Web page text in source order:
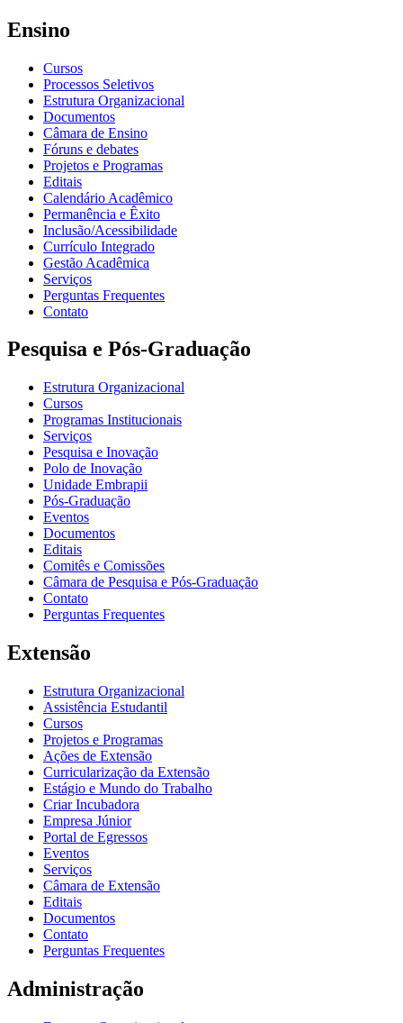
Ensino
Cursos
Processos Seletivos
Estrutura Organizacional
Documentos
Câmara de Ensino
Fóruns e debates
Projetos e Programas
Editais
Calendário Acadêmico
Permanência e Êxito
Inclusão/Acessibilidade
Currículo Integrado
Gestão Acadêmica
Serviços
Perguntas Frequentes
Contato
Pesquisa e Pós-Graduação
Estrutura Organizacional
Cursos
Programas Institucionais
Serviços
Pesquisa e Inovação
Polo de Inovação
Unidade Embrapii
Pós-Graduação
Eventos
Documentos
Editais
Comitês e Comissões
Câmara de Pesquisa e Pós-Graduação
Contato
Perguntas Frequentes
Extensão
Estrutura Organizacional
Assistência Estudantil
Cursos
Projetos e Programas
Ações de Extensão
Curricularização da Extensão
Estágio e Mundo do Trabalho
Criar Incubadora
Empresa Júnior
Portal de Egressos
Eventos
Serviços
Câmara de Extensão
Editais
Documentos
Contato
Perguntas Frequentes
Administração